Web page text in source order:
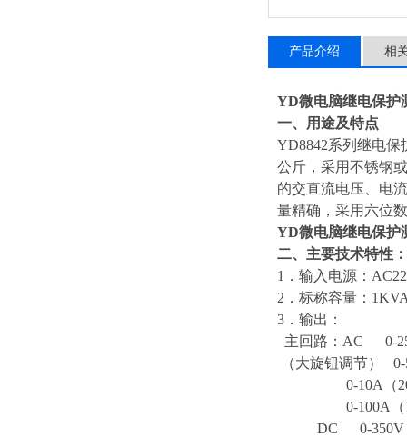
产品介绍 相
YD微电脑继电保护
一、用途及特点
YD8842系列继电保
公斤，采用不锈钢
的交直流电压、电
量精确，采用六位
YD微电脑继电保护
二、主要技术特性：
1．输入电源：
2．标称容量：
3．输出：
主回路：AC 0-
（大旋钮调节）
0-10A（20V
0-100A（
DC 0-350V